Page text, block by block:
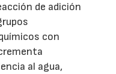
de adición
con
al agua,